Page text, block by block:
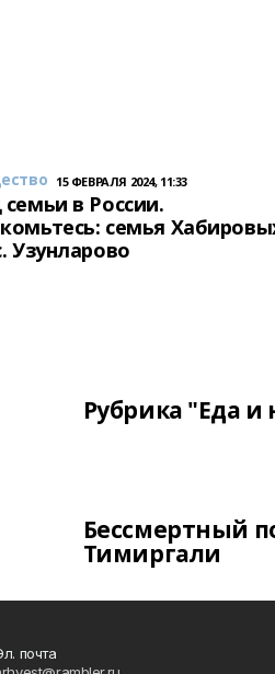
15 ФЕВРАЛЯ 2024, 11:33
семьи в России.
семья
Узунларово
Рубрика "Еда и
Бессмертный
Тимиргали
почта